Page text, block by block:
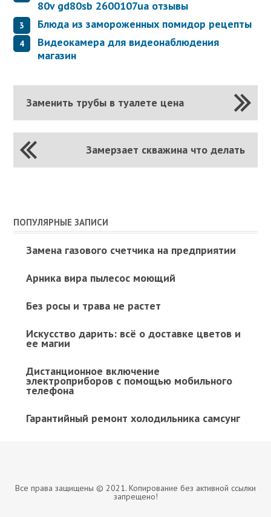
80v gd80sb 2600107ua отзывы
Блюда из замороженных помидор рецепты
Видеокамера для видеонаблюдения
магазин
Заменить трубы в туалете цена
Замерзает скважина что делать
ПОПУЛЯРНЫЕ ЗАПИСИ
Замена газового счетчика на предприятии
Арника вира пылесос моющий
Без росы и трава не растет
Искусство дарить: всё о доставке цветов и
ее магии
Дистанционное включение
электроприборов с помощью мобильного
телефона
Гарантийный ремонт холодильника самсунг
Все права защищены © 2021. Копирование без активной ссылки
запрещено!